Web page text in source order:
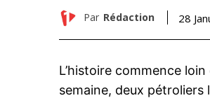
Par Rédaction 28
L’histoire commence
semaine, deux